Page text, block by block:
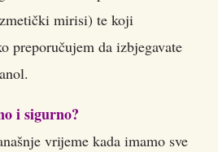
mirisi) te koji
preporučujem da izbjegavate
i sigurno?
vrijeme kada imamo sve